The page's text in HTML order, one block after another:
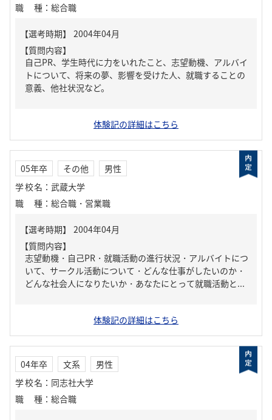
職種 ： 総合職
【質問内容】
自己PR、学生時代に力をいれたこと、志望動機、アルバイ
トについて、将来の夢、影響を受けた人、就職することの
意義、他社状況など。
体験記の詳細はこちら
05年卒 その他
男性
学校名 ： 武蔵大学
職種 ： 総合職・営業職
【質問内容】
志望動機・自己PR・就職活動の進行状況・アルバイトにつ
いて、サークル活動について・どんな仕事がしたいのか・
どんな社会人になりたいか・あなたにとって就職活動と...
体験記の詳細はこちら
04年卒 文系
男性
学校名 ： 同志社大学
職種 ： 総合職